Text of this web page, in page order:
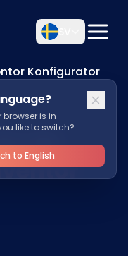
is in
like to switch?
to English
Konfigurator
för